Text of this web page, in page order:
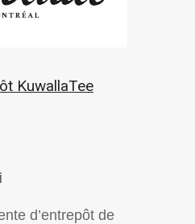
KuwallaTee
d’entrepôt de